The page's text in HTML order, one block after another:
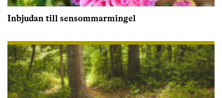
Inbjudan till sensommarmingel